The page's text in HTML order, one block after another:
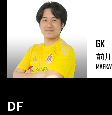
GK
前
DF